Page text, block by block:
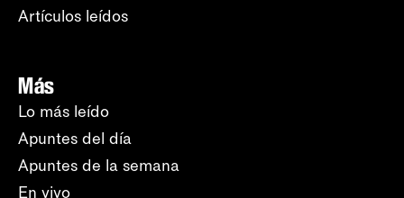
Artículos leídos
Más
Lo más leído
Apuntes del día
Apuntes de la semana
En vivo